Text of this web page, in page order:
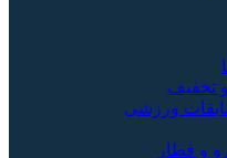
تخفیف
ورزشی
و قطار